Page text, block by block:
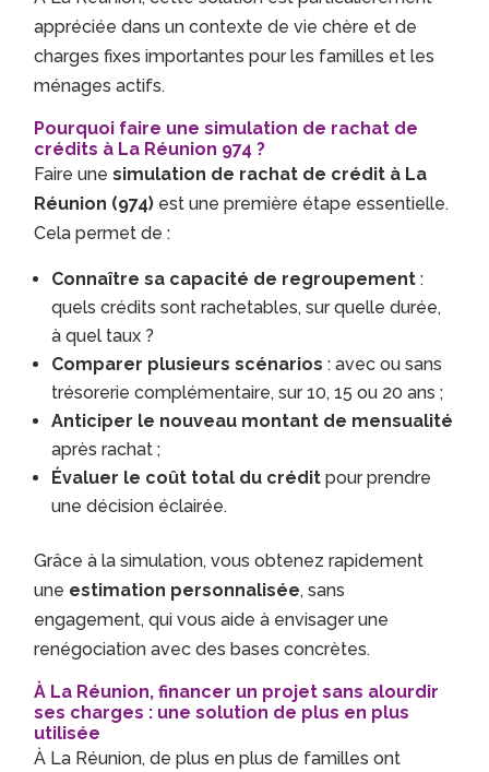
appréciée dans un contexte de vie chère et de
charges fixes importantes pour les familles et les
ménages actifs.
Pourquoi faire une simulation de rachat de
crédits à La Réunion 974 ?
Faire unesimulation de rachat de crédit à La
Réunion (974) est une première étape essentielle.
Cela permet de :
Connaître sa capacité de regroupement :
quels crédits sont rachetables, sur quelle durée,
à quel taux ?
Comparer plusieurs scénarios : avec ou sans
trésorerie complémentaire, sur 10, 15 ou 20 ans ;
Anticiper le nouveau montant de mensualité
après rachat ;
Évaluer le coût total du crédit pour prendre
une décision éclairée.
Grâce à la simulation, vous obtenez rapidement
une estimation personnalisée, sans
engagement, qui vous aide à envisager une
renégociation avec des bases concrètes.
À La Réunion, financer un projet sans alourdir
ses charges : une solution de plus en plus
utilisée
À La Réunion, de plus en plus de familles ont